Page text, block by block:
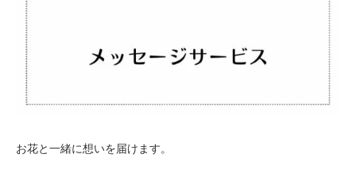
お花と一緒に想いを届けます。